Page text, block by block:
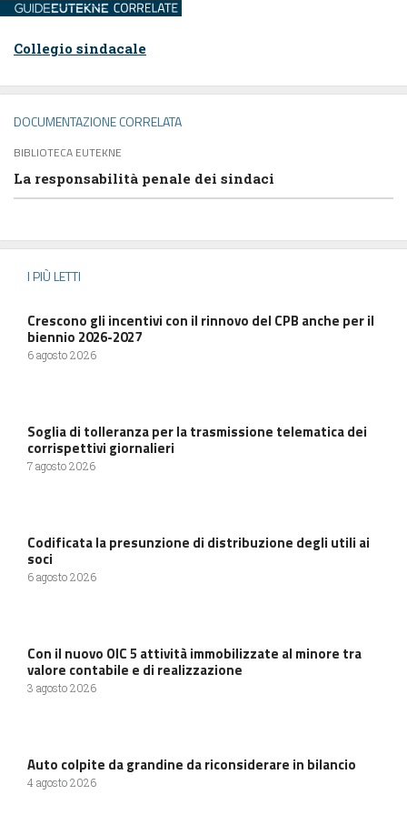
Collegio sindacale
DOCUMENTAZIONE CORRELATA
BIBLIOTECA EUTEKNE
La responsabilità penale dei sindaci
I PIÙ LETTI
Crescono gli incentivi con il rinnovo del CPB anche per il
biennio 2026-2027
6 agosto 2026
Soglia di tolleranza per la trasmissione telematica dei
corrispettivi giornalieri
7 agosto 2026
Codificata la presunzione di distribuzione degli utili ai
soci
6 agosto 2026
Con il nuovo OIC 5 attività immobilizzate al minore tra
valore contabile e di realizzazione
3 agosto 2026
Auto colpite da grandine da riconsiderare in bilancio
4 agosto 2026